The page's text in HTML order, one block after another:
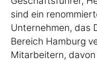
sind ein
Unternehmen, das
Bereich Hamburg
Mitarbeitern, davon